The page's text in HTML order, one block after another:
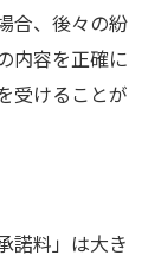
合、後々の紛
内容を正確に
受けることが
諾料」は大き